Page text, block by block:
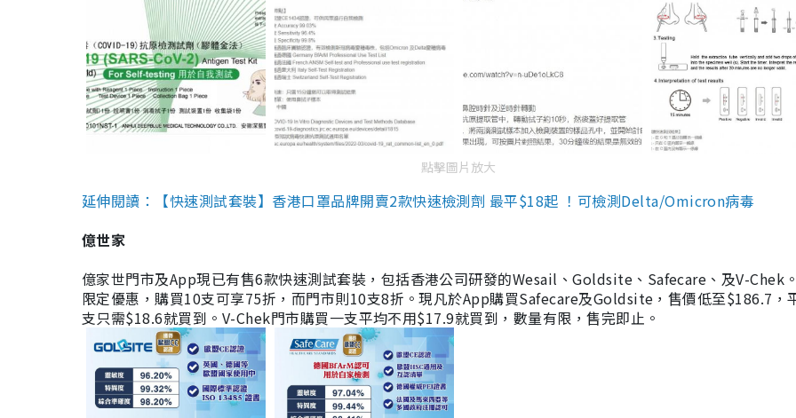
點擊圖片放大
延伸閱讀：【快速測試套裝】香港口罩品牌開賣2款快速檢測劑 最平$18起 ！可檢測Delta/Omicron病毒
億世家
億家世門市及App現已有售6款快速測試套裝，包括香港公司研發的Wesail、Goldsite、Safecare、及V-Chek
限定優惠，購買10支可享75折，而門市則10支8折。現凡於App購買Safecare及Goldsite，售價低至$186.7，
支只需$18.6就買到。V-Chek門市購買一支平均不用$17.9就買到，數量有限，售完即止。